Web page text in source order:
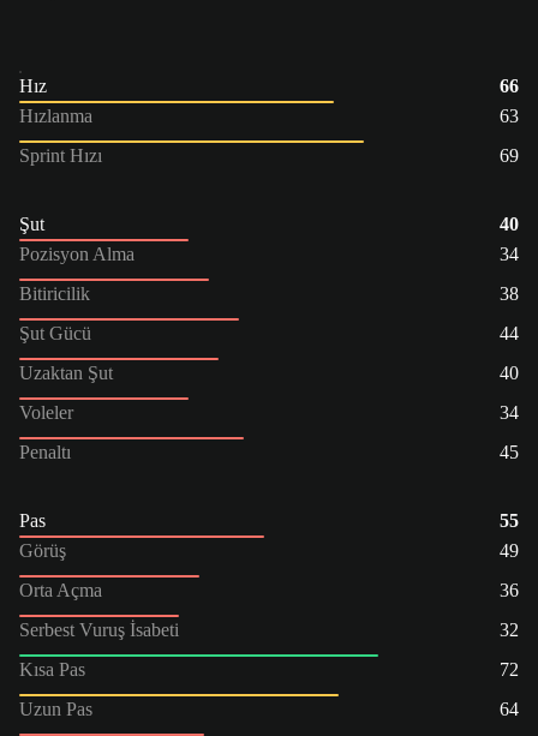
Hız
66
Hızlanma
63
Sprint Hızı
69
Şut
40
Pozisyon Alma
34
Bitiricilik
38
Şut Gücü
44
Uzaktan Şut
40
Voleler
34
Penaltı
45
Pas
55
Görüş
49
Orta Açma
36
Serbest Vuruş İsabeti
32
Kısa Pas
72
Uzun Pas
64